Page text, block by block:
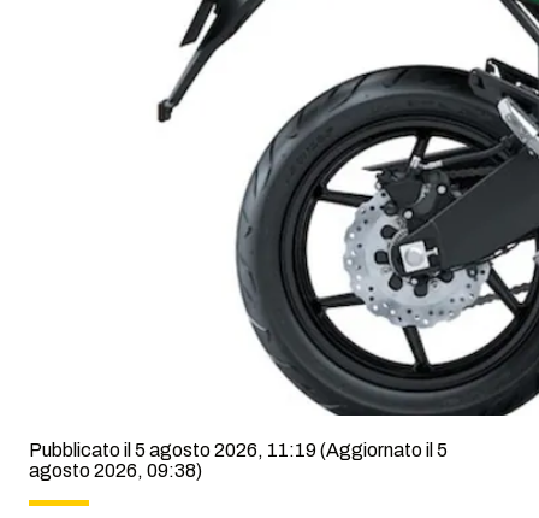
Pubblicato il 5 agosto 2026, 11:19(Aggiornato il 5
agosto 2026, 09:38)